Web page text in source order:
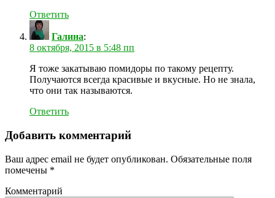
Ответить
Галина:
8 октября, 2015 в 5:48 пп
Я тоже закатываю помидоры по такому рецепту.
Получаются всегда красивые и вкусные. Но не знала,
что они так называются.
Ответить
Добавить комментарий
Ваш адрес email не будет опубликован. Обязательные поля
помечены *
Комментарий